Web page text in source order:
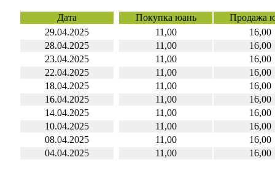
Дата Покупка юань
Продажа
29.04.2025
11,00
16,00
28.04.2025
11,00
16,00
23.04.2025
11,00
16,00
22.04.2025
11,00
16,00
18.04.2025
11,00
16,00
16.04.2025
11,00
16,00
14.04.2025
11,00
16,00
10.04.2025
11,00
16,00
08.04.2025
11,00
16,00
04.04.2025
11,00 16,00